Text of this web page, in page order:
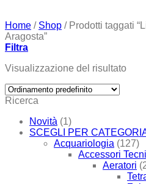
Home / Shop /Prodotti taggati
Aragosta”
Filtra
Visualizzazione del risultato
Ricerca
Novità (1)
SCEGLI PER
Acquariologia (127)
Accessori
Aeratori